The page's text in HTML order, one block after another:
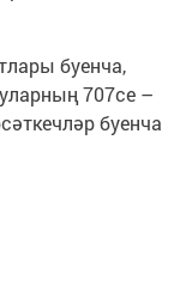
буенча,
707се –
буенча